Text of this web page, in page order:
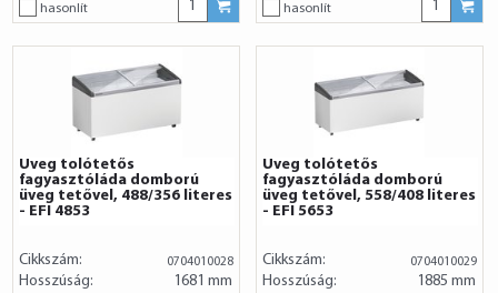
hasonlít hasonlít
Üveg tolótetős
fagyasztóláda domború
üveg tetővel, 488/356 literes
- EFI 4853
Cikkszám: 0704010028
Hosszúság:
1681 mm
Üveg tolótetős
fagyasztóláda domború
üveg tetővel, 558/408 literes
- EFI 5653
Cikkszám: 0704010029
Hosszúság:
1885 mm